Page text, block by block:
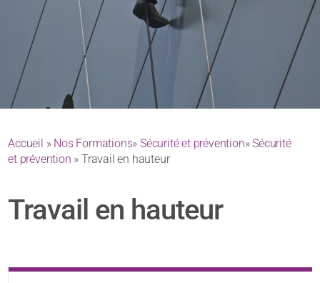
Accueil » Nos Formations»Sécurité et prévention»Sécurité
et prévention » Travail en hauteur
Travail en hauteur